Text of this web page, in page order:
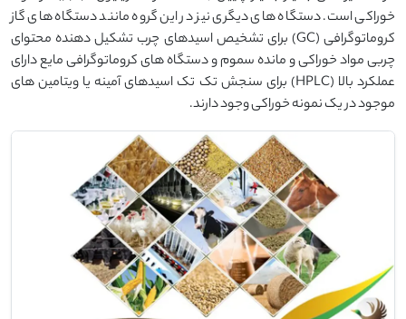
خوراکی است. دستگاه های دیگری نیز در این گروه مانند دستگاه های گاز
کروماتوگرافی (GC) برای تشخیص اسیدهای چرب تشکیل دهنده محتوای
چربی مواد خوراکی و مانده سموم و دستگاه های کروماتوگرافی مایع دارای
عملکرد بالا (HPLC) برای سنجش تک تک اسیدهای آمینه یا ویتامین های
موجود در یک نمونه خوراکی وجود دارند.